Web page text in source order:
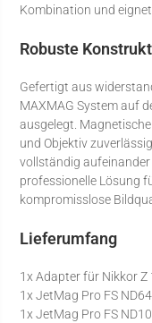
Kombination und
Robuste
Gefertigt aus
MAXMAG System auf
ausgelegt.
und Objektiv
vollständig
professionelle Lösung
kompromisslose
Lieferumfang
1x Adapter für Nikkor Z
1x JetMag Pro FS
1x JetMag Pro FS